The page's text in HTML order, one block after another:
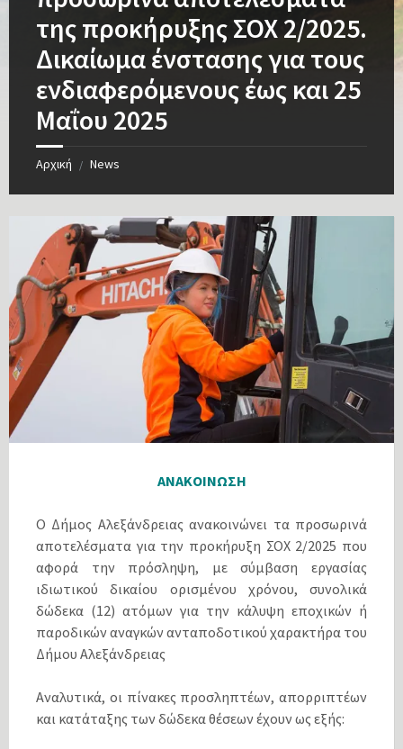
της προκήρυξης ΣΟΧ 2/2025.
Δικαίωμα ένστασης για τους
ενδιαφερόμενους έως και 25
Μαΐου 2025
Αρχική / News
ΑΝΑΚΟΙΝΩΣΗ
Ο Δήμος Αλεξάνδρειας ανακοινώνει τα προσωρινά
αποτελέσματα για την προκήρυξη ΣΟΧ 2/2025 που
αφορά την πρόσληψη, με σύμβαση εργασίας
ιδιωτικού δικαίου ορισμένου χρόνου, συνολικά
δώδεκα (12) ατόμων για την κάλυψη εποχικών ή
παροδικών αναγκών ανταποδοτικού χαρακτήρα του
Δήμου Αλεξάνδρειας
Αναλυτικά, οι πίνακες προσληπτέων, απορριπτέων
και κατάταξης των δώδεκα θέσεων έχουν ως εξής: